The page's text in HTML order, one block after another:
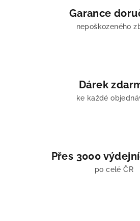
Garance
nepoškozeného
Dárek
ke každé
Přes 3000
po celé ČR